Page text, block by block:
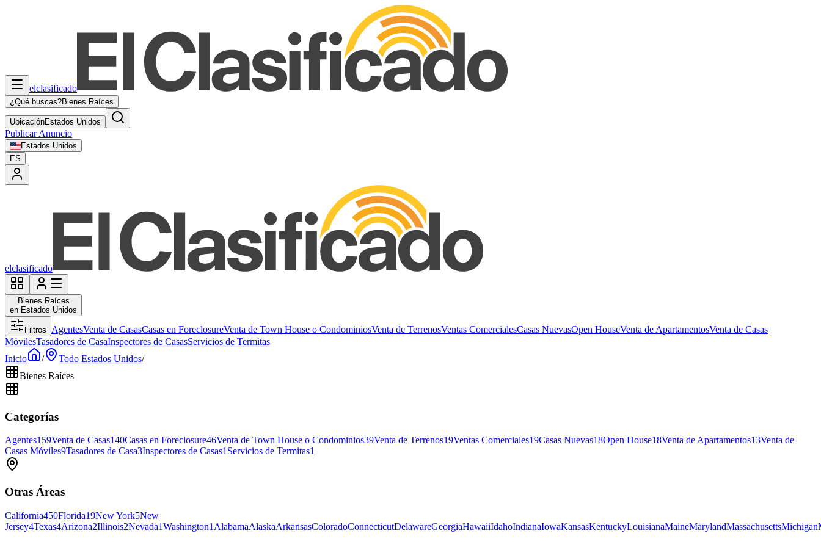
elclasificado
¿Qué buscas?Bienes Raíces
UbicaciónEstados Unidos
Publicar Anuncio
Estados Unidos
ES
elclasificado
Bienes Raíces
en Estados Unidos
Filtros AgentesVenta de CasasCasas en ForeclosureVenta de Town House o CondominiosVenta de TerrenosVentas ComercialesCasas NuevasOpen HouseVenta de ApartamentosVenta de Casas
MóvilesTasadores de CasaInspectores de CasasServicios de Termitas
Inicio
/ Todo Estados Unidos/
Bienes Raíces
Categorías
Agentes159Venta de Casas140Casas en Foreclosure46Venta de Town House o Condominios39Venta de Terrenos19Ventas Comerciales19Casas Nuevas18Open House18Venta de Apartamentos13Venta de
Casas Móviles9Tasadores de Casa3Inspectores de Casas1Servicios de Termitas1
Otras Áreas
California450Florida19New York5New
Jersey4Texas4Arizona2Illinois2Nevada1Washington1 AlabamaAlaskaArkansasColoradoConnecticutDelawareGeorgiaHawaiiIdahoIndianaIowaKansasKentuckyLouisianaMaineMarylandMassachusettsMichigan